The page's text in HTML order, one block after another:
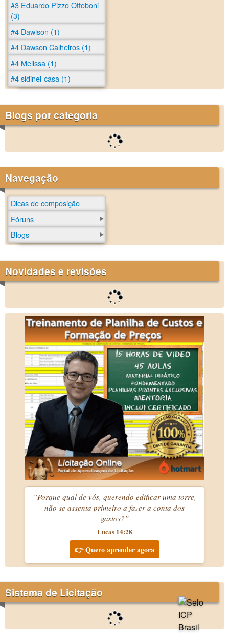
#3 Eduardo Pizzo Ottoboni
(3)
#4 Dawison (1)
#4 Dawson Calheiros (1)
#4 Melissa (1)
#4 sidinei-casa (1)
Blogs por categoria
Navegação
Dicas de composição
Fóruns
Blogs
Novidades e revisões
“Porque qual de vós, querendo edificar uma torre,
não se assenta primeiro a fazer a conta dos
gastos?”
Lucas 14:28
👉 Quero aprender agora
Sistema de Licitação